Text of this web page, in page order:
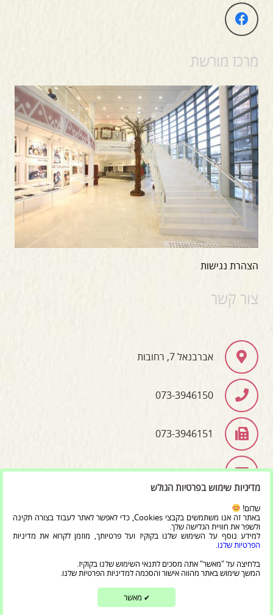
מרכז מורשת
הצהרת נגישות
צור קשר
אברבנאל 7, רחובות
073-3946150
073-3946151
info@bet-moreshet.co.il
כל הזכויות שמורות ל'מרכז בית מורשת יהדות תימן וקהילות
ישראל' 2020
בניית אתרים ושיווק דיגיטלי
מדיניות שימוש בפרטיות הגולש
שלום!
באתר זה אנו משתמשים בקבצי Cookies, כדי לאפשר לאתר לעבוד בצורה תקינה
ולשפר את חוויית הגלישה שלך.
למידע נוסף על השימוש שלנו בקוקיז ועל פרטיותך, מוזמן לקרוא את מדיניות
הפרטיות שלנו.
בלחיצה על "מאשר" אתה מסכים לתנאי השימוש שלנו בקוקיז.
המשך שימוש באתר מהווה אישור והסכמה למדיניות הפרטיות שלנו.
✔ מאשר